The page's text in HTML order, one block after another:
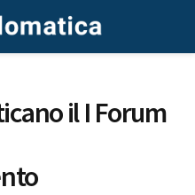
il I Forum